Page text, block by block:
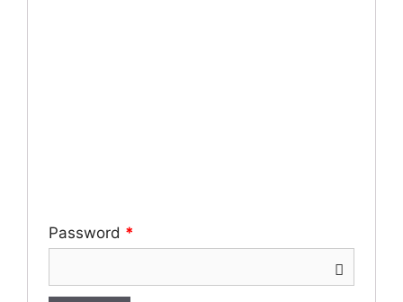
Password *